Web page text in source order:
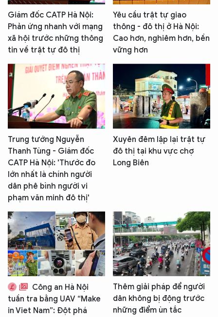
Giám đốc CATP Hà Nội:
Phản ứng nhanh với mạng
xã hội trước những thông
tin về trật tự đô thị
Yêu cầu trật tự giao
thông - đô thị ở Hà Nội:
Cao hơn, nghiêm hơn, bền
vững hơn
Trung tướng Nguyễn
Thanh Tùng - Giám đốc
CATP Hà Nội: 'Thước đo
lớn nhất là chính người
dân phê bình người vi
phạm văn minh đô thị'
Xuyên đêm lập lại trật tự
đô thị tại khu vực chợ
Long Biên
Công an Hà Nội
tuần tra bằng UAV “Make
in Viet Nam”: Đột phá
Thêm giải pháp để người
dân không bị động trước
những điểm ùn tắc